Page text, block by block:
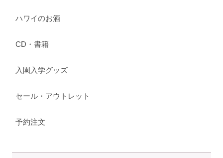
ハワイのお酒
CD・書籍
入園入学グッズ
セール・アウトレット
予約注文